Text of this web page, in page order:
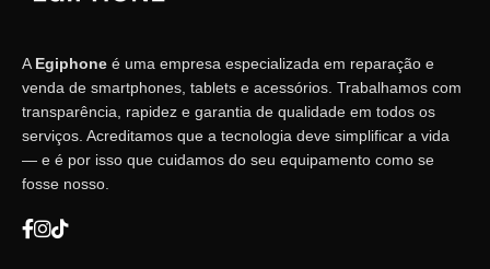
A Egiphone é uma empresa especializada em reparação e
venda de smartphones, tablets e acessórios. Trabalhamos com
transparência, rapidez e garantia de qualidade em todos os
serviços. Acreditamos que a tecnologia deve simplificar a vida
— e é por isso que cuidamos do seu equipamento como se
fosse nosso.